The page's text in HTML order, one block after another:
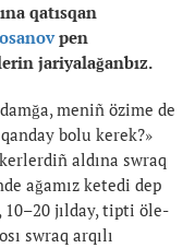
qatısqan
pen
jariyalağanbız.
meniñ özime de
bolu kerek?»
aldına swraq
ağamız ketedi dep
10–20 jılday, tipti öle-
swraq arqılı